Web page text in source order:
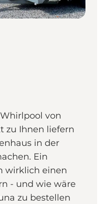
von
zu Ihnen liefern
in der
Ein
wirklich einen
- und wie wäre
zu bestellen